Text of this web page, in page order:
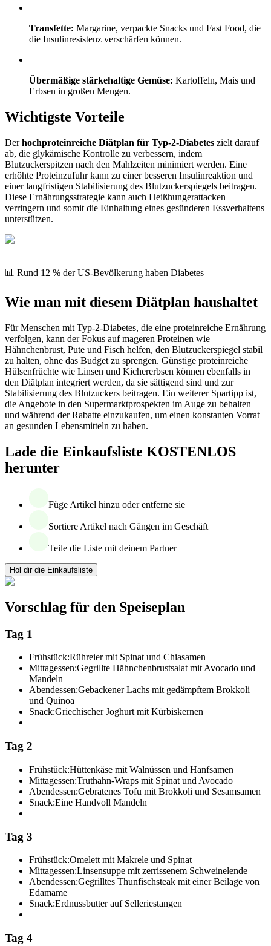
Transfette: Margarine, verpackte Snacks und Fast Food, die
die Insulinresistenz verschärfen können.
Übermäßige stärkehaltige Gemüse: Kartoffeln, Mais und
Erbsen in großen Mengen.
Wichtigste Vorteile
Derhochproteinreiche Diätplan für Typ-2-Diabetes zielt darauf
ab, die glykämische Kontrolle zu verbessern, indem
Blutzuckerspitzen nach den Mahlzeiten minimiert werden. Eine
erhöhte Proteinzufuhr kann zu einer besseren Insulinreaktion und
einer langfristigen Stabilisierung des Blutzuckerspiegels beitragen.
Diese Ernährungsstrategie kann auch Heißhungerattacken
verringern und somit die Einhaltung eines gesünderen Essverhaltens
unterstützen.
📊 Rund 12 % der US-Bevölkerung haben Diabetes
Wie man mit diesem Diätplan haushaltet
Für Menschen mit Typ-2-Diabetes, die eine proteinreiche Ernährung
verfolgen, kann der Fokus auf mageren Proteinen wie
Hähnchenbrust, Pute und Fisch helfen, den Blutzuckerspiegel stabil
zu halten, ohne das Budget zu sprengen. Günstige proteinreiche
Hülsenfrüchte wie Linsen und Kichererbsen können ebenfalls in
den Diätplan integriert werden, da sie sättigend sind und zur
Stabilisierung des Blutzuckers beitragen. Ein weiterer Spartipp ist,
die Angebote in den Supermarktprospekten im Auge zu behalten
und während der Rabatte einzukaufen, um einen konstanten Vorrat
an gesunden Lebensmitteln zu haben.
Lade die Einkaufsliste KOSTENLOS
herunter
Füge Artikel hinzu oder entferne sie
Sortiere Artikel nach Gängen im Geschäft
Teile die Liste mit deinem Partner
Hol dir die Einkaufsliste
Vorschlag für den Speiseplan
Tag 1
Frühstück:Rühreier mit Spinat und Chiasamen
Mittagessen:Gegrillte Hähnchenbrustsalat mit Avocado und
Mandeln
Abendessen:Gebackener Lachs mit gedämpftem Brokkoli
und Quinoa
Snack:Griechischer Joghurt mit Kürbiskernen
Tag 2
Frühstück:Hüttenkäse mit Walnüssen und Hanfsamen
Mittagessen:Truthahn-Wraps mit Spinat und Avocado
Abendessen:Gebratenes Tofu mit Brokkoli und Sesamsamen
Snack:Eine Handvoll Mandeln
Tag 3
Frühstück:Omelett mit Makrele und Spinat
Mittagessen:Linsensuppe mit zerrissenem Schweinelende
Abendessen:Gegrilltes Thunfischsteak mit einer Beilage von
Edamame
Snack:Erdnussbutter auf Selleriestangen
Tag 4